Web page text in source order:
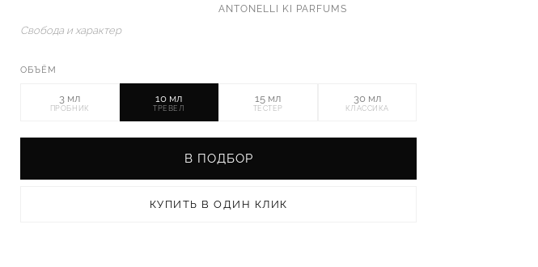
ANTONELLI KI PARFUMS
Свобода и характер
ОБЪЁМ
3 мл
ПРОБНИК
10 мл
ТРЕВЕЛ
15 мл
ТЕСТЕР
30 мл
КЛАССИКА
В ПОДБОР
КУПИТЬ В ОДИН КЛИК